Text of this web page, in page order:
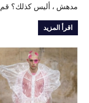
مدهش ، أليس كذلك؟ قم
اقرأ المزيد